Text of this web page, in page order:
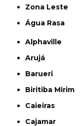
Zona Leste
Água Rasa
Alphaville
Arujá
Barueri
Biritiba Mirim
Caieiras
Cajamar